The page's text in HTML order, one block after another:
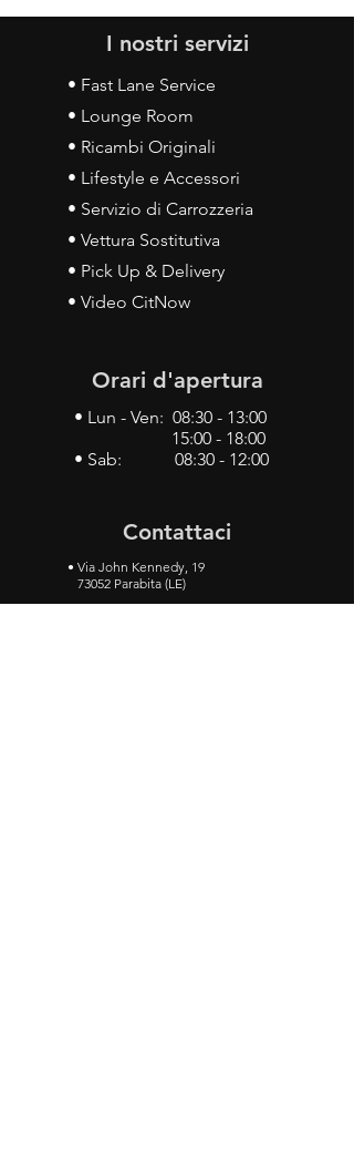
I nostri servizi
• Fast Lane Service
• Lounge Room
• Ricambi Originali
• Lifestyle e Accessori
• Servizio di Carrozzeria
• Vettura Sostitutiva
• Pick Up & Delivery
• Video CitNow
Orari d'apertura
• Lun - Ven: 08:30 - 13:00
15:00 - 18:00
• Sab: 08:30 - 12:00
Contattaci
• Via John Kennedy, 19
73052 Parabita (LE)